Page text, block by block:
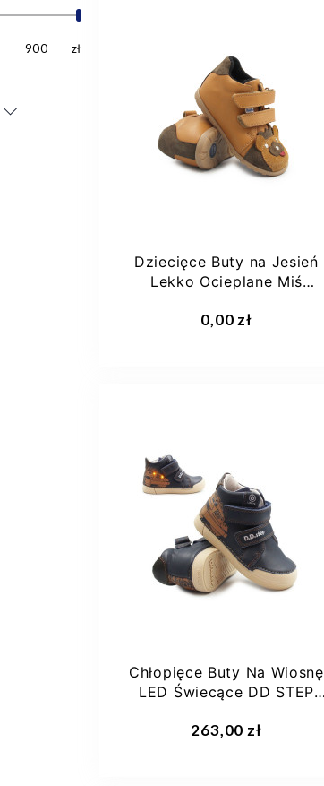
900 zł
Dziecięce Buty na Jesień
Lekko Ocieplane Miś
0,00 zł
22 23
25
Chłopięce Buty Na Wiosnę
LED Świecące DD STEP
263,00 zł